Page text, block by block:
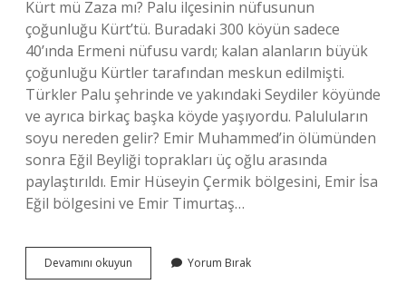
Kürt mü Zaza mı? Palu ilçesinin nüfusunun
çoğunluğu Kürt’tü. Buradaki 300 köyün sadece
40’ında Ermeni nüfusu vardı; kalan alanların büyük
çoğunluğu Kürtler tarafından meskun edilmişti.
Türkler Palu şehrinde ve yakındaki Seydiler köyünde
ve ayrıca birkaç başka köyde yaşıyordu. Paluluların
soyu nereden gelir? Emir Muhammed’in ölümünden
sonra Eğil Beyliği toprakları üç oğlu arasında
paylaştırıldı. Emir Hüseyin Çermik bölgesini, Emir İsa
Eğil bölgesini ve Emir Timurtaş…
Devamını okuyun
Palu
Yorum Bırak